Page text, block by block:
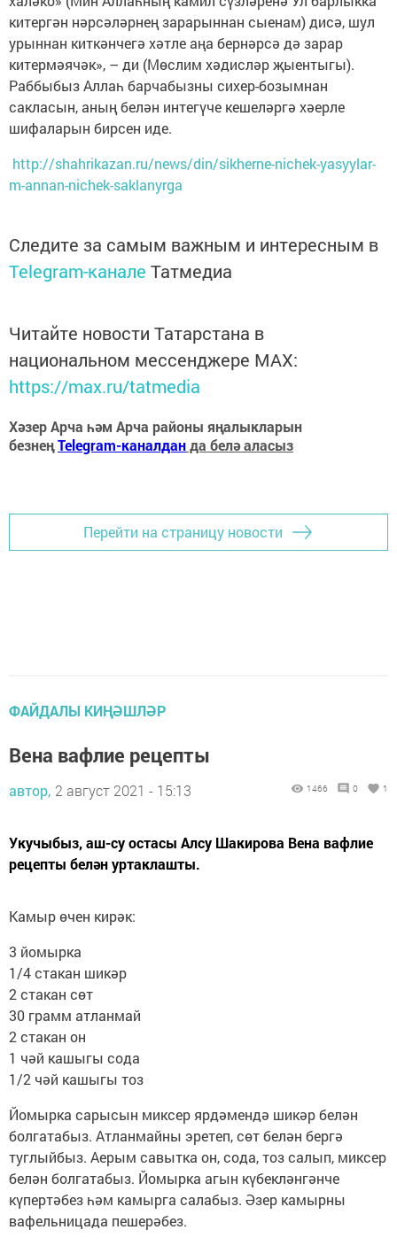
китергән нәрсәләрнең зарарыннан сыенам) дисә, шул
урыннан киткәнчегә хәтле аңа бернәрсә дә зарар
китермәячәк», – ди (Мөслим хәдисләр җыентыгы).
Раббыбыз Аллаһ барчабызны сихер-бозымнан
сакласын, аның белән интегүче кешеләргә хәерле
шифаларын бирсен иде.
http://shahrikazan.ru/news/din/sikherne-nichek-yasyylar-
m-annan-nichek-saklanyrga
Следите за самым важным и интересным в
Telegram-канале Татмедиа
Читайте новости Татарстана в
национальном мессенджере MАХ:
https://max.ru/tatmedia
Хәзер Арча һәм Арча районы яңалыкларын
безнеңTelegram-каналданда белә аласыз
Перейти на страницу новости
ФАЙДАЛЫ КИҢӘШЛӘР
Вена вафлие рецепты
автор, 2 август 2021 - 15:13 1466 0 1
Укучыбыз, аш-су остасы Алсу Шакирова Вена вафлие
рецепты белән уртаклашты.
Камыр өчен кирәк:
3 йомырка
1/4 стакан шикәр
2 стакан сөт
30 грамм атланмай
2 стакан он
1 чәй кашыгы сода
1/2 чәй кашыгы тоз
Йомырка сарысын миксер ярдәмендә шикәр белән
болгатабыз. Атланмайны эретеп, сөт белән бергә
туглыйбыз. Аерым савытка он, сода, тоз салып, миксер
белән болгатабыз. Йомырка агын күбекләнгәнче
күпертәбез һәм камырга салабыз. Әзер камырны
вафельницада пешерәбез.